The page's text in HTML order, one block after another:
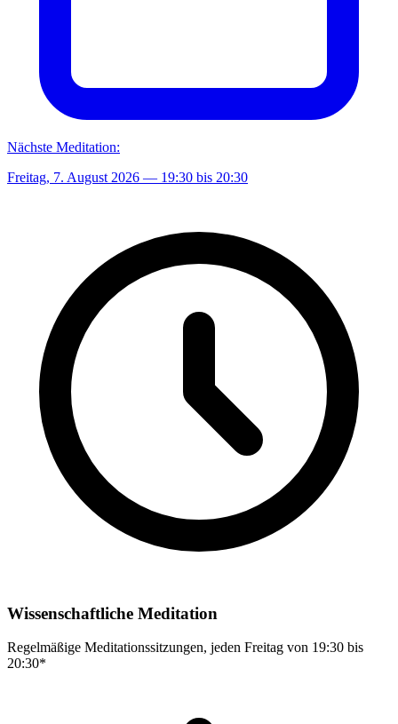
Nächste Meditation:
Freitag, 7. August 2026 — 19:30 bis 20:30
Wissenschaftliche Meditation
Regelmäßige Meditationssitzungen, jeden Freitag von 19:30 bis
20:30*